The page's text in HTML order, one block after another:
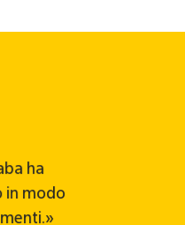
posta in formato
da qualsiasi
tempo e